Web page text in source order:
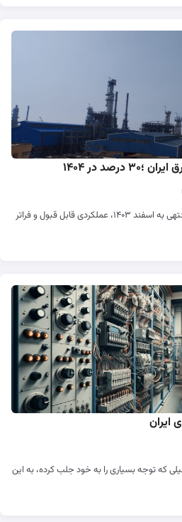
در ۱۴۰۴
صنعت نیروگاهی ایران در ۱۱ ماهه منتهی به اسفند ۱۴۰۳، عملکردی قابل قبول و فراتر
ایران
که توجه بسیاری را به خود جلب کرده، به این